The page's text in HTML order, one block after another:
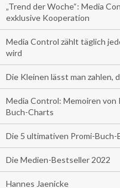
„Trend der Woche“: Media
exklusive Kooperation
Media Control zählt täglich
wird
Die Kleinen lässt man zahlen,
Media Control: Memoiren
Buch-Charts
Die 5 ultimativen Promi-
Die Medien-Bestseller 2022
Hannes Jaenicke